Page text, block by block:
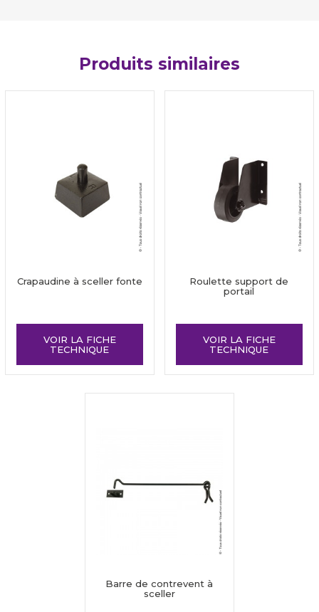
Produits similaires
Crapaudine à sceller fonte
VOIR LA FICHE
TECHNIQUE
Roulette support de
portail
VOIR LA FICHE
TECHNIQUE
Barre de contrevent à
sceller